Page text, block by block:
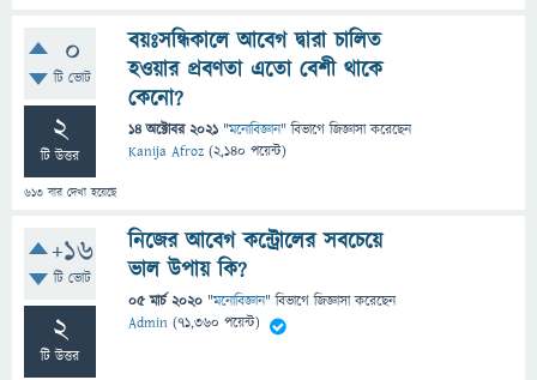
0
টি ভোট
2
টি উত্তর
613 বার দেখা হয়েছে
বয়ঃসন্ধিকালে আবেগ দ্বারা চালিত
হওয়ার প্রবণতা এতো বেশী থাকে
কেনো?
14 অক্টোবর 2021 "মনোবিজ্ঞান" বিভাগে জিজ্ঞাসাকরেছেন
Kanija Afroz (2,140 পয়েন্ট)
+16
টি ভোট
2
টি উত্তর
নিজের আবেগ কন্ট্রোলের সবচেয়ে
ভাল উপায় কি?
05 মার্চ 2020 "মনোবিজ্ঞান" বিভাগে জিজ্ঞাসাকরেছেন
Admin (71,360 পয়েন্ট)